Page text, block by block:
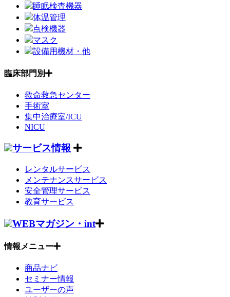
睡眠検査機器
体温管理
点検機器
マスク
設備用機材・他
臨床部門別
救命救急センター
手術室
集中治療室/ICU
NICU
サービス情報
レンタルサービス
メンテナンスサービス
安全管理サービス
教育サービス
WEBマガジン・int
情報メニュー
商品ナビ
セミナー情報
ユーザーの声